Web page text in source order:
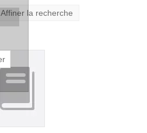
Affiner la recherche